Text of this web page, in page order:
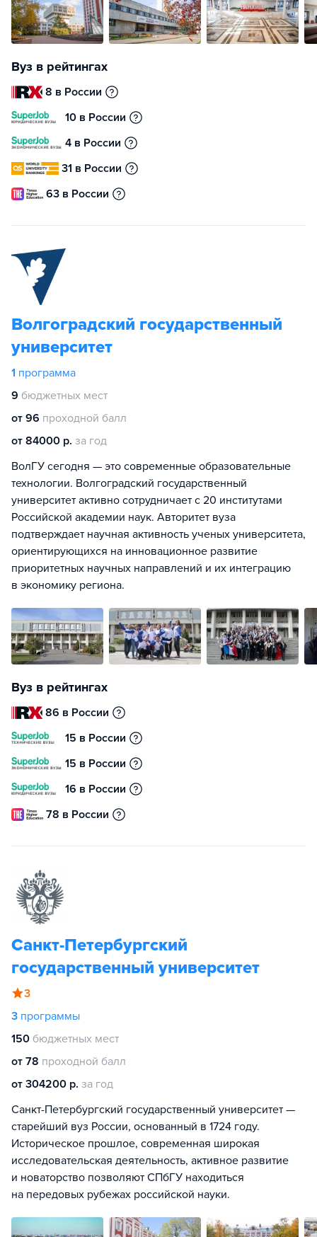
Вуз в рейтингах
8 в России
10 в России
4 в России
31 в России
63 в России
Волгоградский государственный
университет
1 программа
9 бюджетных мест
от 96 проходной балл
от 84000 р. за год
ВолГУ сегодня — это современные образовательные
технологии. Волгоградский государственный
университет активно сотрудничает с 20 институтами
Российской академии наук. Авторитет вуза
подтверждает научная активность ученых университета,
ориентирующихся на инновационное развитие
приоритетных научных направлений и их интеграцию
в экономику региона.
Вуз в рейтингах
86 в России
15 в России
15 в России
16 в России
78 в России
Санкт-Петербургский
государственный университет
3
3 программы
150 бюджетных мест
от 78 проходной балл
от 304200 р. за год
Санкт-Петербургский государственный университет —
старейший вуз России, основанный в 1724 году.
Историческое прошлое, современная широкая
исследовательская деятельность, активное развитие
и новаторство позволяют СПбГУ находиться
на передовых рубежах российской науки.